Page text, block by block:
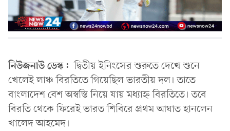
নিউজনাউ ডেস্ক: দ্বিতীয় ইনিংসের শুরুতে দেখে শুনে
খেলেই লাঞ্চ বিরতিতে গিয়েছিল ভারতীয় দল। তাতে
বাংলাদেশ বেশ অস্বস্তি নিয়ে যায় মধ্যাহ্ন বিরতিতে। তবে
বিরতি থেকে ফিরেই ভারত শিবিরে প্রথম আঘাত হানলেন
খালেদ আহমেদ।